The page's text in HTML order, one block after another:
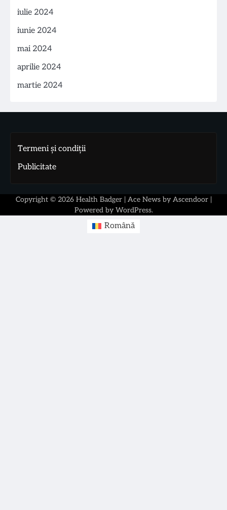
iulie 2024
iunie 2024
mai 2024
aprilie 2024
martie 2024
Termeni și condiții
Publicitate
Copyright © 2026 Health Badger| Ace News by Ascendoor|
Powered by WordPress.
Română